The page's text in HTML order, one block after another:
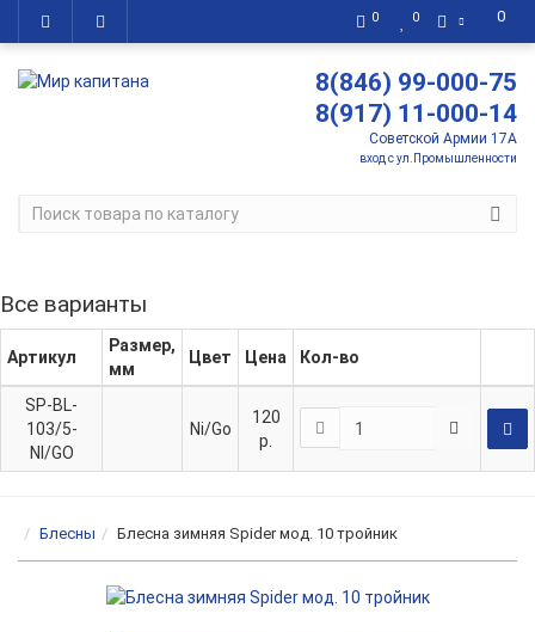
0
0 0
8(846) 99-000-75
8(917) 11-000-14
Советской Армии 17А
вход с ул.Промышленности
Все варианты
Артикул
Размер,
мм
Цвет Цена Кол-во
SP-BL-
103/5-
NI/GO
Ni/Go
120
р.
Блесны Блесна зимняя Spider мод. 10 тройник